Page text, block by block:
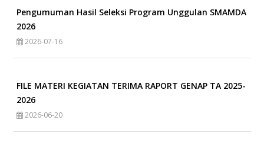
Pengumuman Hasil Seleksi Program Unggulan SMAMDA
2026
2026-07-16
FILE MATERI KEGIATAN TERIMA RAPORT GENAP TA 2025-
2026
2026-06-20